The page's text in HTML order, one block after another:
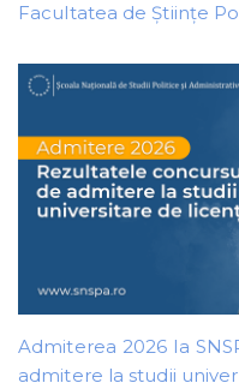
Facultatea de Științe
Admiterea 2026 la
admitere la studii